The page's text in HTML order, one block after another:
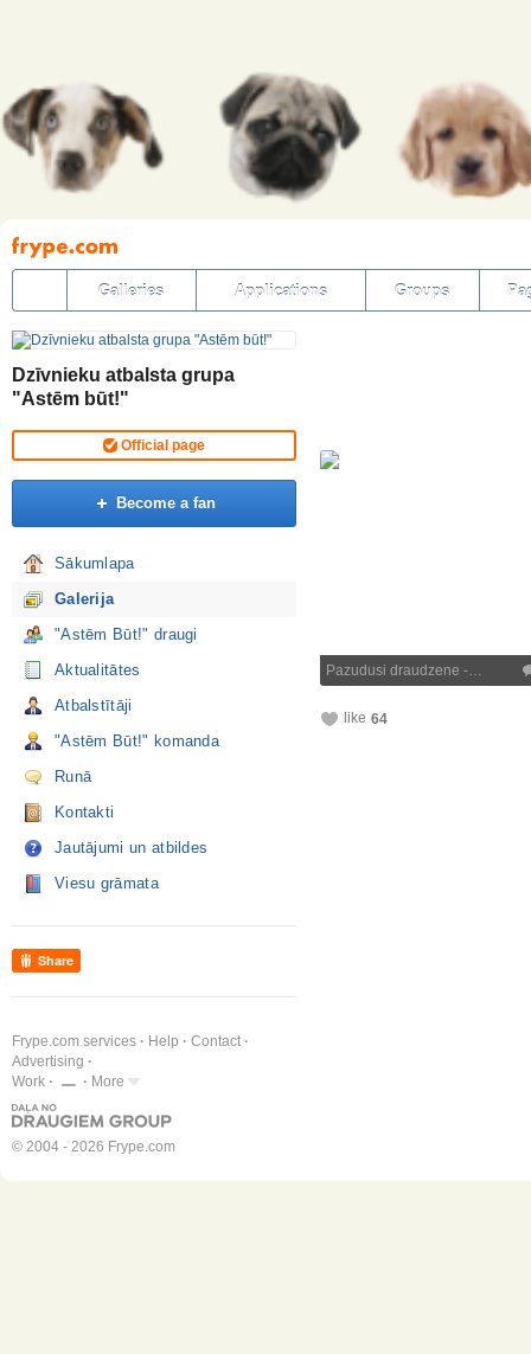
Pāriet
uz
saturu
Galleries Applications Groups
Dzīvnieku atbalsta grupa
"Astēm būt!"
Official page
Become a fan
Sākumlapa
Galerija
"Astēm Būt!" draugi
Aktualitātes
Atbalstītāji
"Astēm Būt!" komanda
Runā
Kontakti
Jautājumi un atbildes
Viesu grāmata
Share
Frype.com services Help
Contact
Advertising
Work
More
© 2004 - 2026 Frype.com
Pazudusi draudzene -…
like 64